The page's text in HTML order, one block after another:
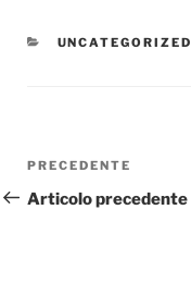
CATEGORIE
UNCATEGORIZED
Navigazione
articoli
Articolo
precedente:
PRECEDENTE
Articolo precedente